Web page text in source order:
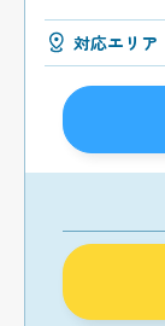
対応エリア